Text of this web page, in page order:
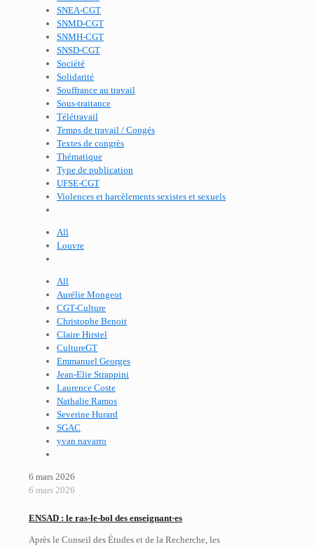
SNEA-CGT
SNMD-CGT
SNMH-CGT
SNSD-CGT
Société
Solidarité
Souffrance au travail
Sous-traitance
Télétravail
Temps de travail / Congés
Textes de congrès
Thématique
Type de publication
UFSE-CGT
Violences et harcèlements sexistes et sexuels
All
Louvre
All
Aurélie Mongeot
CGT-Culture
Christophe Benoit
Claire Hirstel
CultureGT
Emmanuel Georges
Jean-Elie Strappini
Laurence Coste
Nathalie Ramos
Severine Hurard
SGAC
yvan navarro
6 mars 2026
6 mars 2026
ENSAD : le ras-le-bol des enseignant·es
Après le Conseil des Études et de la Recherche, les